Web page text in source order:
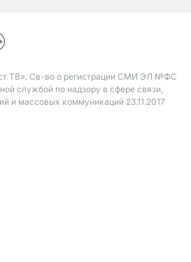
ТВ». Св-во о регистрации СМИ ЭЛ №ФС
службой по надзору в сфере связи,
и массовых коммуникаций 23.11.2017